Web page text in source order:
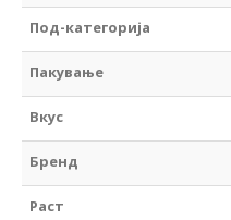
Под-категорија
Пакување
Вкус
Бренд
Раст